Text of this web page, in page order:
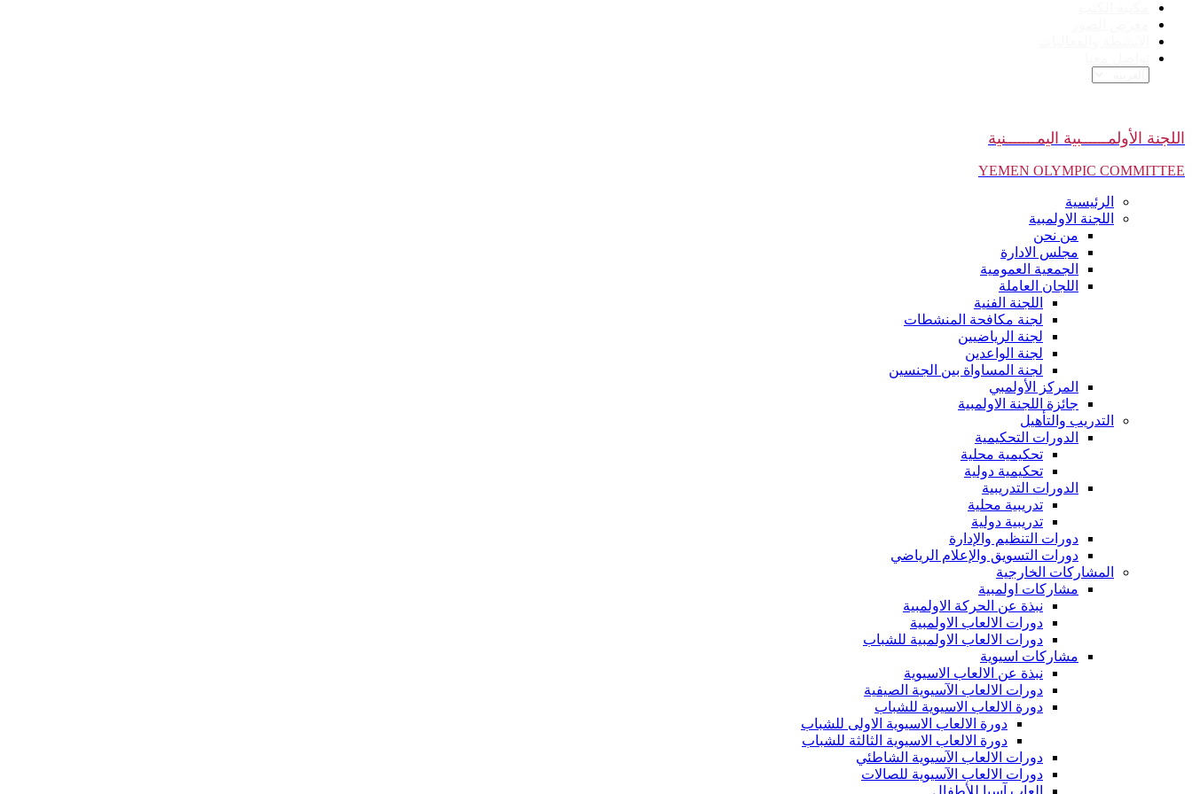
اللجنة الأولمــــــبية اليمـــــــنية
YEMEN OLYMPIC COMMITTEE
الرئيسية
اللجنة الاولمبية
من نحن
مجلس الادارة
الجمعية العمومية
اللجان العاملة
اللجنة الفنية
لجنة مكافحة المنشطات
لجنة الرياضيين
لجنة الواعدين
لجنة المساواة بين الجنسين
المركز الأولمبي
جائزة اللجنة الاولمبية
التدريب والتأهيل
الدورات التحكيمية
تحكيمية محلية
تحكيمية دولية
الدورات التدريبية
تدريبية محلية
تدريبية دولية
دورات التنظيم والإدارة
دورات التسويق والإعلام الرياضي
المشاركات الخارجية
مشاركات اولمبية
نبذة عن الحركة الاولمبية
دورات الالعاب الاولمبية
دورات الالعاب الاولمبية للشباب
مشاركات اسيوية
نبذة عن الالعاب الاسيوية
دورات الالعاب الآسيوية الصيفية
دورة الالعاب الاسيوية للشباب
دورة الالعاب الاسيوية الاولى للشباب
دورة الالعاب الاسيوية الثالثة للشباب
دورات الالعاب الآسيوية الشاطئي
دورات الالعاب الآسيوية للصالات